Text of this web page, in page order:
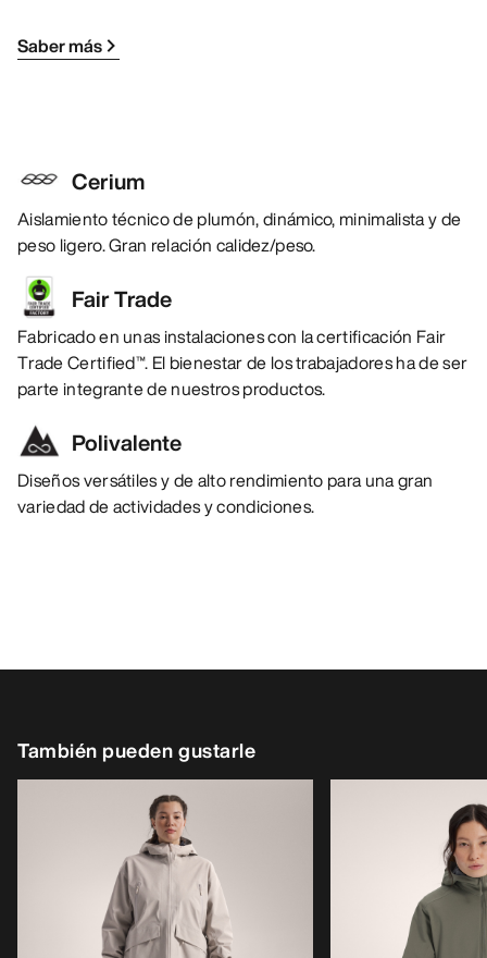
Saber más
Cerium
Aislamiento técnico de plumón, dinámico, minimalista y de
peso ligero. Gran relación calidez/peso.
Fair Trade
Fabricado en unas instalaciones con la certificación Fair
Trade Certified™. El bienestar de los trabajadores ha de ser
parte integrante de nuestros productos.
Polivalente
Diseños versátiles y de alto rendimiento para una gran
variedad de actividades y condiciones.
También pueden gustarle